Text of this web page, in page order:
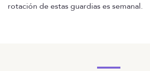
rotación de estas guardias es semanal.